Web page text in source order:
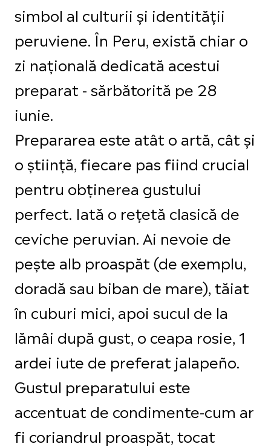
simbol al culturii și identității
peruviene. În Peru, există chiar o
zi națională dedicată acestui
preparat - sărbătorită pe 28
iunie.
Prepararea este atât o artă, cât și
o știință, fiecare pas fiind crucial
pentru obținerea gustului
perfect. Iată o rețetă clasică de
ceviche peruvian. Ai nevoie de
pește alb proaspăt (de exemplu,
doradă sau biban de mare), tăiat
în cuburi mici, apoi sucul de la
lămâi după gust, o ceapa rosie, 1
ardei iute de preferat jalapeño.
Gustul preparatului este
accentuat de condimente-cum ar
fi coriandrul proaspăt, tocat